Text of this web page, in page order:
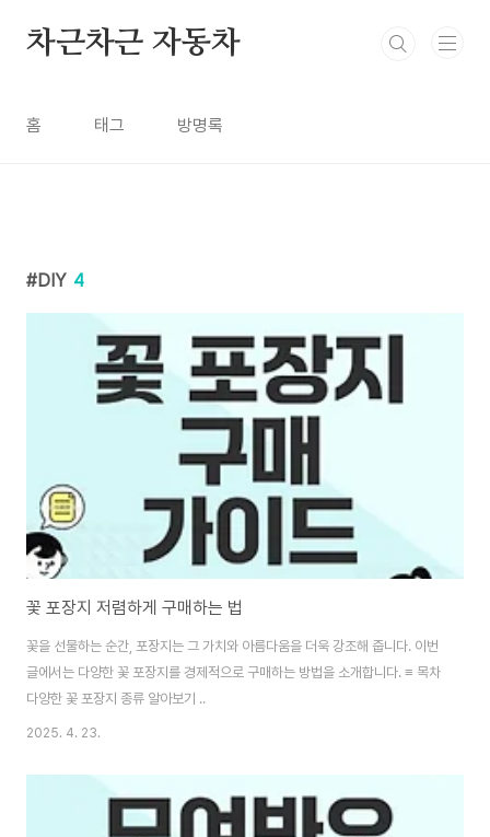
차근차근 자동차
홈 태그 방명록
DIY 4
꽃 포장지 저렴하게 구매하는 법
꽃을 선물하는 순간, 포장지는 그 가치와 아름다움을 더욱 강조해 줍니다. 이번
글에서는 다양한 꽃 포장지를 경제적으로 구매하는 방법을 소개합니다. ≡ 목차
다양한 꽃 포장지 종류 알아보기 ..
2025. 4. 23.